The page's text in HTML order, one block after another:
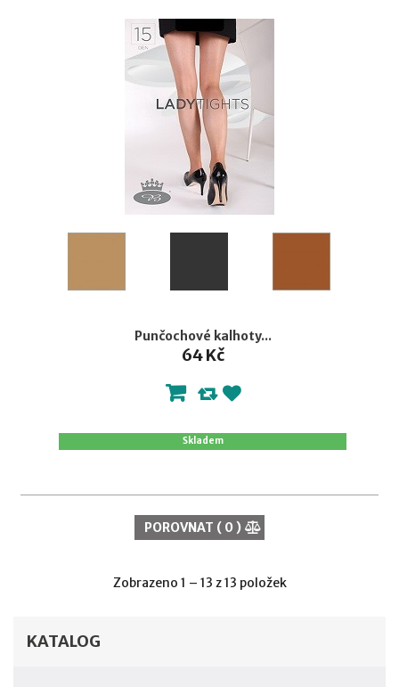
Punčochové kalhoty...
64 Kč
Skladem
POROVNAT ( 0)
Zobrazeno 1 – 13 z 13 položek
KATALOG